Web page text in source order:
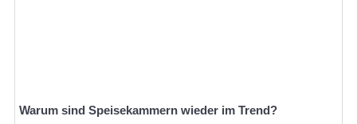
Warum sind Speisekammern wieder im Trend?